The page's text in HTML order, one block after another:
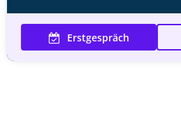
Erstgespräch